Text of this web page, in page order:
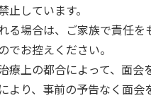
止しています。
る場合は、ご家族で責任
でお控えください。
療上の都合によって、面会
より、事前の予告なく面会